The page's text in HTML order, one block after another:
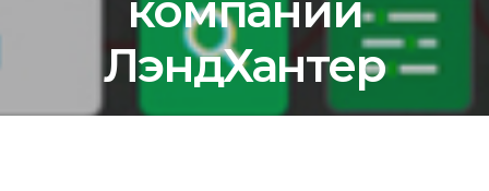
ЛэндХантер